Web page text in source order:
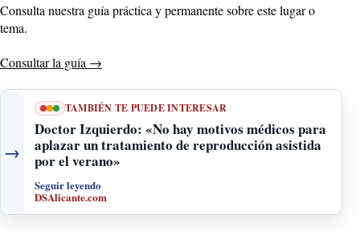
Consulta nuestra guía práctica y permanente sobre este lugar o
tema.
Consultar la guía →
→
TAMBIÉN TE PUEDE INTERESAR
Doctor Izquierdo: «No hay motivos médicos para
aplazar un tratamiento de reproducción asistida
por el verano»
Seguir leyendo
DSAlicante.com